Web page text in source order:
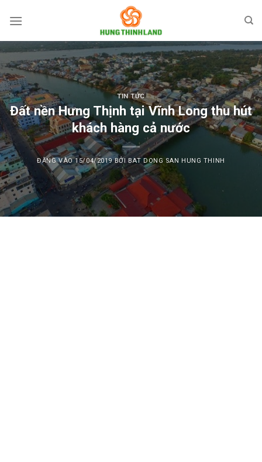
qua
dung
TIN TỨC
Đất nền Hưng Thịnh tại Vĩnh Long thu hút
khách hàng cả nước
ĐĂNG VÀO15/04/2019 BỞIBAT DONG SAN HUNG THINH